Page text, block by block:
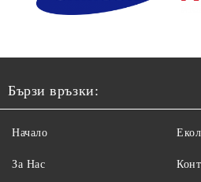
Бързи връзки:
Начало
За Нас